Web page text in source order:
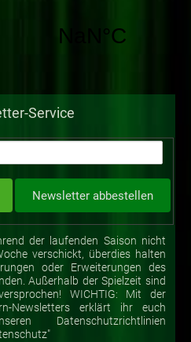
Service
der laufenden Saison nicht
verschickt, überdies halten
oder Erweiterungen des
Außerhalb der Spielzeit sind
WICHTIG: Mit der
Newsletters erklärt ihr euch
Datenschutzrichtlinien